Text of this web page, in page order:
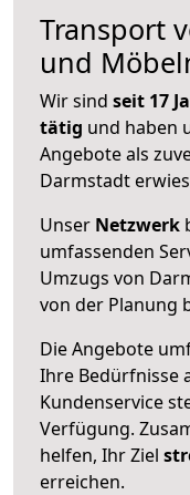
Transport
und
Wir sind seit 17
tätig und haben
Angebote als
Darmstadt
Unser Netzwerk
umfassenden
Umzugs von
von der Planung
Die Angebote
Ihre Bedürfnisse
Kundenservice
Verfügung.
helfen, Ihr Ziel
erreichen.